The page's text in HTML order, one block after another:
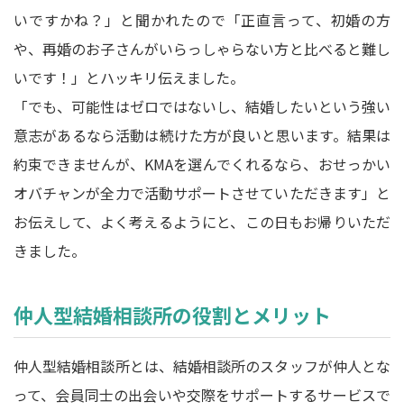
いですかね？」と聞かれたので「正直言って、初婚の方
や、再婚のお子さんがいらっしゃらない方と比べると難し
いです！」とハッキリ伝えました。
「でも、可能性はゼロではないし、結婚したいという強い
意志があるなら活動は続けた方が良いと思います。結果は
約束できませんが、KMAを選んでくれるなら、おせっかい
オバチャンが全力で活動サポートさせていただきます」と
お伝えして、よく考えるようにと、この日もお帰りいただ
きました。
仲人型結婚相談所の役割とメリット
仲人型結婚相談所とは、結婚相談所のスタッフが仲人とな
って、会員同士の出会いや交際をサポートするサービスで